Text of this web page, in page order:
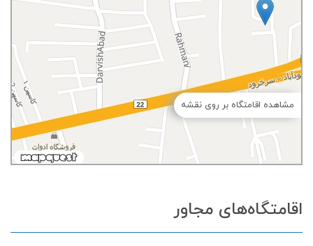
مشاهده اقامتگاه بر روی نقشه
اقامتگاه‌های مجاور